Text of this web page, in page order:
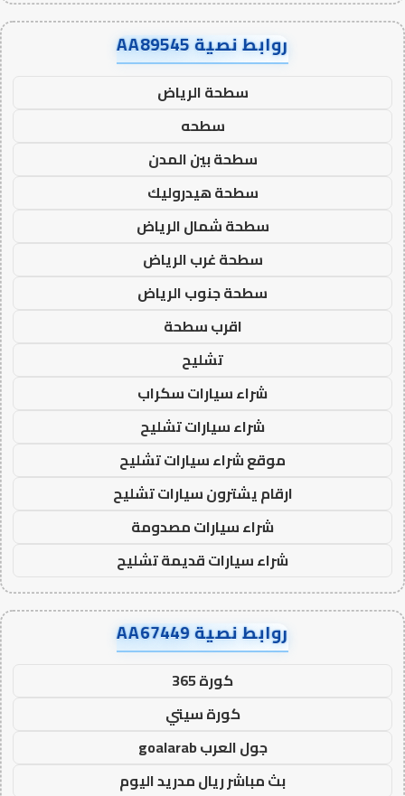
روابط نصية AA89545
سطحة الرياض
سطحه
سطحة بين المدن
سطحة هيدروليك
سطحة شمال الرياض
سطحة غرب الرياض
سطحة جنوب الرياض
اقرب سطحة
تشليح
شراء سيارات سكراب
شراء سيارات تشليح
موقع شراء سيارات تشليح
ارقام يشترون سيارات تشليح
شراء سيارات مصدومة
شراء سيارات قديمة تشليح
روابط نصية AA67449
كورة 365
كورة سيتي
جول العرب goalarab
بث مباشر ريال مدريد اليوم